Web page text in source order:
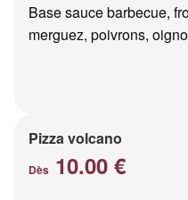
Base sauce barbecue,
merguez, poivrons,
Pizza volcano
Dès 10.00 €